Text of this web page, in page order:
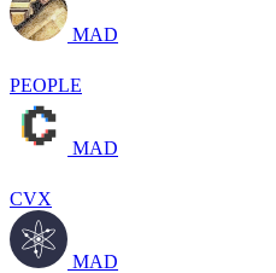
MAD
PEOPLE
MAD
CVX
MAD